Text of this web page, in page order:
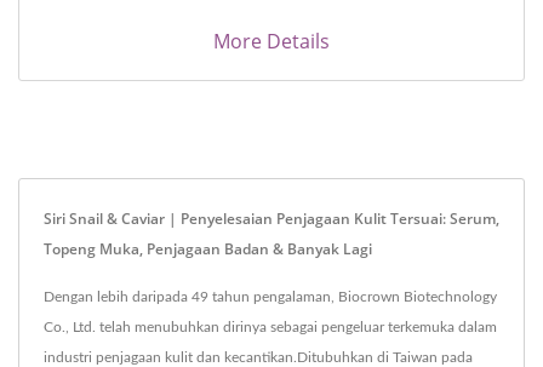
More Details
Siri Snail & Caviar | Penyelesaian Penjagaan Kulit Tersuai: Serum,
Topeng Muka, Penjagaan Badan & Banyak Lagi
Dengan lebih daripada 49 tahun pengalaman, Biocrown Biotechnology
Co., Ltd. telah menubuhkan dirinya sebagai pengeluar terkemuka dalam
industri penjagaan kulit dan kecantikan.Ditubuhkan di Taiwan pada